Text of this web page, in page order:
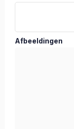
Afbeeldingen